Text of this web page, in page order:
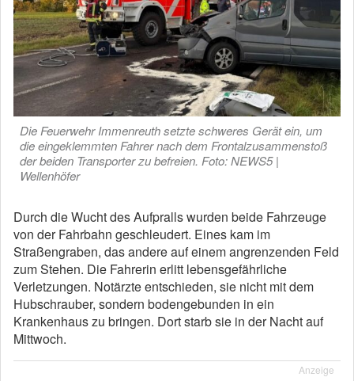
Die Feuerwehr Immenreuth setzte schweres Gerät ein, um
die eingeklemmten Fahrer nach dem Frontalzusammenstoß
der beiden Transporter zu befreien. Foto: NEWS5 |
Wellenhöfer
Durch die Wucht des Aufpralls wurden beide Fahrzeuge
von der Fahrbahn geschleudert. Eines kam im
Straßengraben, das andere auf einem angrenzenden Feld
zum Stehen. Die Fahrerin erlitt lebensgefährliche
Verletzungen. Notärzte entschieden, sie nicht mit dem
Hubschrauber, sondern bodengebunden in ein
Krankenhaus zu bringen. Dort starb sie in der Nacht auf
Mittwoch.
Anzeige